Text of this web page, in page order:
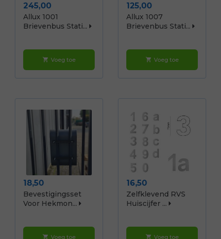
Prijs
245,00
Allux 1001
Brievenbus Stati...
shopping_cart Voeg toe
Prijs
125,00
Allux 1007
Brievenbus Stati...
shopping_cart Voeg toe
Prijs
18,50
Bevestigingsset
Voor Hekmon...
shopping_cart Voeg toe
Prijs
16,50
Zelfklevend RVS
Huiscijfer ...
shopping_cart Voeg toe